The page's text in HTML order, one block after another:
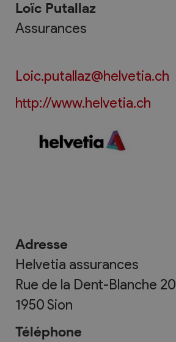
Loïc Putallaz
Assurances
Loic.putallaz@helvetia.ch
http://www.helvetia.ch
Adresse
Helvetia assurances
Rue de la Dent-Blanche 20
1950Sion
Téléphone